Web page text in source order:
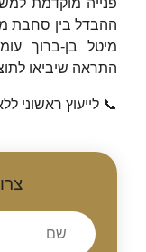
ההבדל בין סחבת
מיטל בן-ברוך
התראה שיביאו
📞 ‏לייעוץ ראשוני